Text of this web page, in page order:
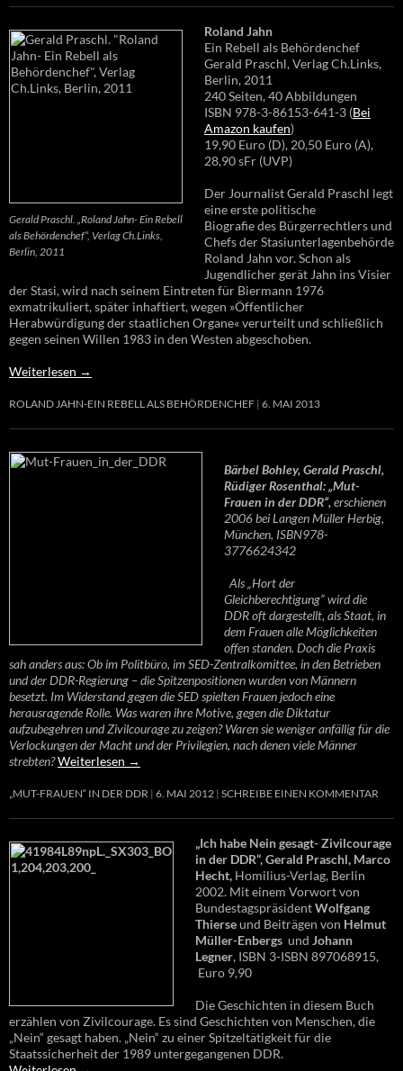
Gerald Praschl. „Roland Jahn- Ein Rebell
als Behördenchef“, Verlag Ch.Links,
Berlin, 2011
Roland Jahn
Ein Rebell als Behördenchef
Gerald Praschl, Verlag Ch.Links,
Berlin, 2011
240 Seiten, 40 Abbildungen
ISBN 978-3-86153-641-3 (Bei
Amazon kaufen)
19,90 Euro (D), 20,50 Euro (A),
28,90 sFr (UVP)
Der Journalist Gerald Praschl legt
eine erste politische
Biografie des Bürgerrechtlers und
Chefs der Stasiunterlagenbehörde
Roland Jahn vor. Schon als
Jugendlicher gerät Jahn ins Visier
der Stasi, wird nach seinem Eintreten für Biermann 1976
exmatrikuliert, später inhaftiert, wegen »Öffentlicher
Herabwürdigung der staatlichen Organe« verurteilt und schließlich
gegen seinen Willen 1983 in den Westen abgeschoben.
Weiterlesen →
ROLAND JAHN-EIN REBELL ALS BEHÖRDENCHEF 6. MAI 2013
Bärbel Bohley, Gerald Praschl,
Rüdiger Rosenthal: „Mut-
Frauen in der DDR“,erschienen
2006 bei Langen Müller Herbig,
München, ISBN978-
3776624342
Als „Hort der
Gleichberechtigung“ wird die
DDR oft dargestellt, als Staat, in
dem Frauen alle Möglichkeiten
offen standen. Doch die Praxis
sah anders aus: Ob im Politbüro, im SED-Zentralkomittee, in den Betrieben
und der DDR-Regierung – die Spitzenpositionen wurden von Männern
besetzt. Im Widerstand gegen die SED spielten Frauen jedoch eine
herausragende Rolle. Was waren ihre Motive, gegen die Diktatur
aufzubegehren und Zivilcourage zu zeigen? Waren sie weniger anfällig für die
Verlockungen der Macht und der Privilegien, nach denen viele Männer
strebten?Weiterlesen →
„MUT-FRAUEN“ IN DER DDR 6. MAI 2012 SCHREIBE EINEN KOMMENTAR
„Ich habe Nein gesagt- Zivilcourage
in der DDR“, Gerald Praschl, Marco
Hecht, Homilius-Verlag, Berlin
2002. Mit einem Vorwort von
BundestagspräsidentWolfgang
Thierseund Beiträgen von Helmut
Müller-Enbergs und Johann
Legner, ISBN 3-ISBN 897068915,
Euro 9,90
Die Geschichten in diesem Buch
erzählen von Zivilcourage. Es sind Geschichten von Menschen, die
„Nein“ gesagt haben. „Nein“ zu einer Spitzeltätigkeit für die
Staatssicherheit der 1989 untergegangenen DDR.